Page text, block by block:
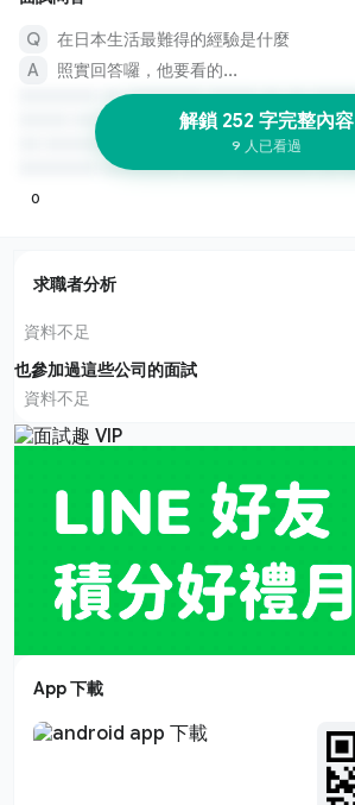
在日本生活最難得的經驗是什麼
照實回答囉，他要看的...
解鎖 252 字完整內容
9 人已看過
0
求職者分析
資料不足
也參加過這些公司的面試
資料不足
App 下載